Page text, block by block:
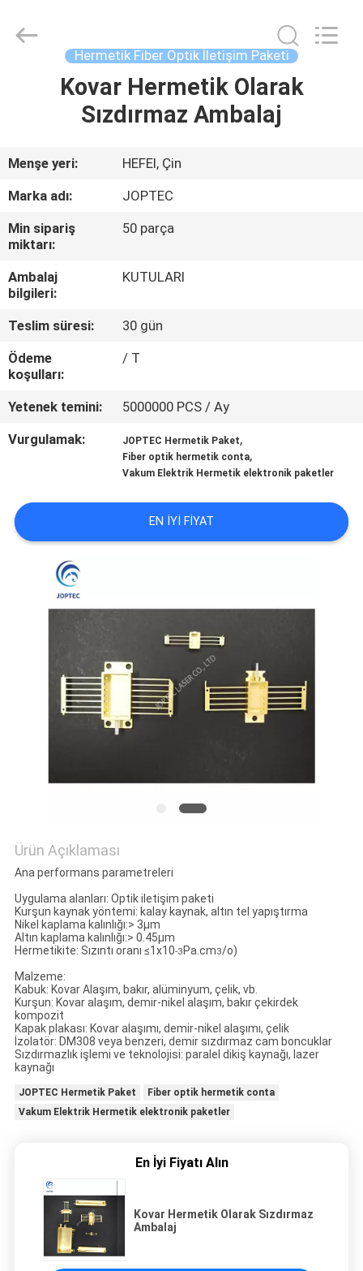
ÜRÜNLER
HAKKIMIZDA
FABRIKA
TURU
KALITE
KONTROL
BIZE
ULAŞIN
HABERLER
HARITASI
PRIVACY
POLICY
Rights
Hermetik Fiber Optik İletişim Paketi
Kovar Hermetik Olarak
Sızdırmaz Ambalaj
Menşe yeri:
HEFEI, Çin
Marka adı:
JOPTEC
Min sipariş
miktarı:
50 parça
Ambalaj
bilgileri:
KUTULARI
Teslim süresi:
30 gün
Ödeme
koşulları:
/ T
Yetenek temini:
5000000 PCS / Ay
Vurgulamak:
JOPTEC Hermetik Paket,
Fiber optik hermetik conta,
Vakum Elektrik Hermetik elektronik paketler
EN IYI FIYAT
Ürün Açıklaması
Ana performans parametreleri
Uygulama alanları: Optik iletişim paketi
Kurşun kaynak yöntemi: kalay kaynak, altın tel yapıştırma
Nikel kaplama kalınlığı:> 3μm
Altın kaplama kalınlığı:> 0.45μm
Hermetikite: Sızıntı oranı ≤1x10-3 Pa.cm3/o)
Malzeme:
Kabuk: Kovar Alaşım, bakır, alüminyum, çelik, vb.
Kurşun: Kovar alaşım, demir-nikel alaşım, bakır çekirdek
kompozit
Kapak plakası: Kovar alaşımı, demir-nikel alaşımı, çelik
İzolatör: DM308 veya benzeri, demir sızdırmaz cam boncuklar
Sızdırmazlık işlemi ve teknolojisi: paralel dikiş kaynağı, lazer
kaynağı
JOPTEC Hermetik Paket
Fiber optik hermetik conta
Vakum Elektrik Hermetik elektronik paketler
En İyi Fiyatı Alın
Kovar Hermetik Olarak Sızdırmaz
Ambalaj